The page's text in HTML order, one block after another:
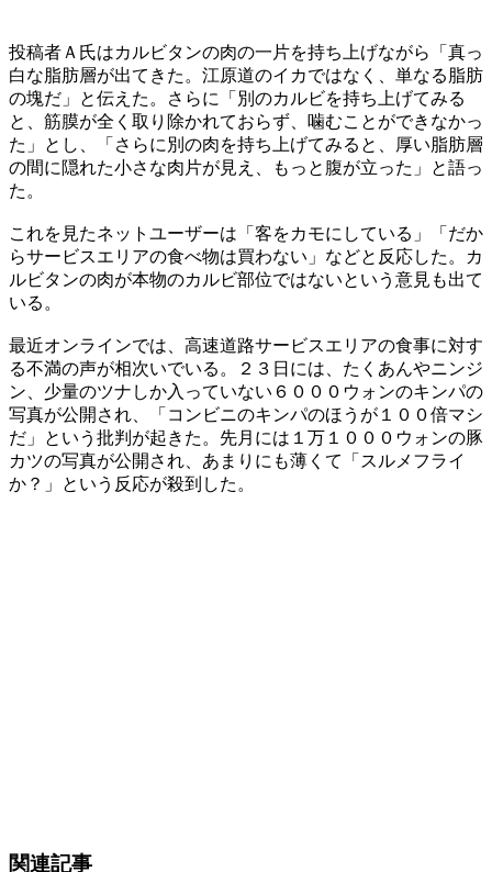
投稿者Ａ氏はカルビタンの肉の一片を持ち上げながら「真っ
白な脂肪層が出てきた。江原道のイカではなく、単なる脂肪
の塊だ」と伝えた。さらに「別のカルビを持ち上げてみる
と、筋膜が全く取り除かれておらず、噛むことができなかっ
た」とし、「さらに別の肉を持ち上げてみると、厚い脂肪層
の間に隠れた小さな肉片が見え、もっと腹が立った」と語っ
た。
これを見たネットユーザーは「客をカモにしている」「だか
らサービスエリアの食べ物は買わない」などと反応した。カ
ルビタンの肉が本物のカルビ部位ではないという意見も出て
いる。
最近オンラインでは、高速道路サービスエリアの食事に対す
る不満の声が相次いでいる。２３日には、たくあんやニンジ
ン、少量のツナしか入っていない６０００ウォンのキンパの
写真が公開され、「コンビニのキンパのほうが１００倍マシ
だ」という批判が起きた。先月には１万１０００ウォンの豚
カツの写真が公開され、あまりにも薄くて「スルメフライ
か？」という反応が殺到した。
関連記事